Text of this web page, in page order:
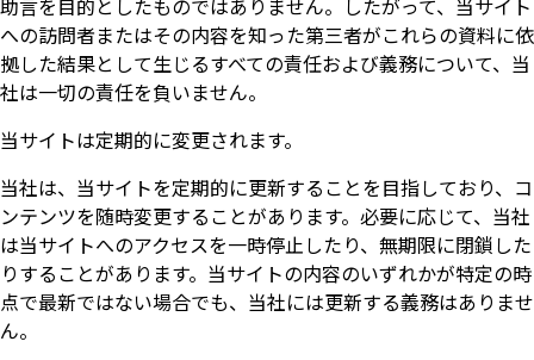
助言を目的としたものではありません。したがって、当サイト
への訪問者またはその内容を知った第三者がこれらの資料に依
拠した結果として生じるすべての責任および義務について、当
社は一切の責任を負いません。
当サイトは定期的に変更されます。
当社は、当サイトを定期的に更新することを目指しており、コ
ンテンツを随時変更することがあります。必要に応じて、当社
は当サイトへのアクセスを一時停止したり、無期限に閉鎖した
りすることがあります。当サイトの内容のいずれかが特定の時
点で最新ではない場合でも、当社には更新する義務はありませ
ん。